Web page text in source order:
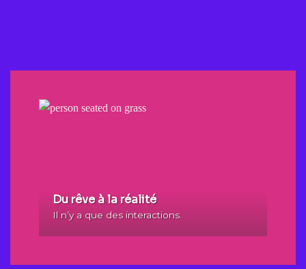
Du rêve à la réalité
Il n’y a que des interactions.